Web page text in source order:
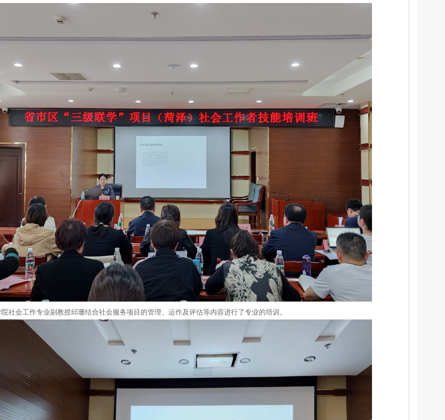
社会工作专业副教授邱珊结合社会服务项目的管理、运作及评估等内容进行了专业的培训。